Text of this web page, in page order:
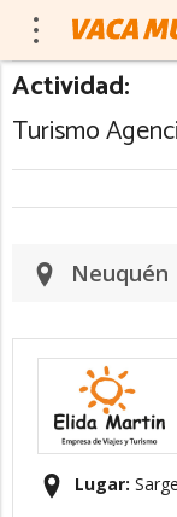
Actividad:
Turismo
Neuquén
Lugar: